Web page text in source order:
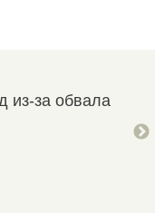
из-за обвала